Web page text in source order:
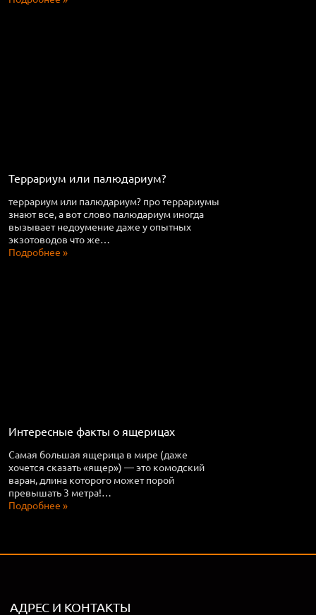
Террариум или палюдариум?
террариум или палюдариум? про террариумы
знают все, а вот слово палюдариум иногда
вызывает недоумение даже у опытных
экзотоводов что же…
Подробнее »
Интересные факты о ящерицах
Самая большая ящерица в мире (даже
хочется сказать «ящер») — это комодский
варан, длина которого может порой
превышать 3 метра!…
Подробнее »
АДРЕС И КОНТАКТЫ